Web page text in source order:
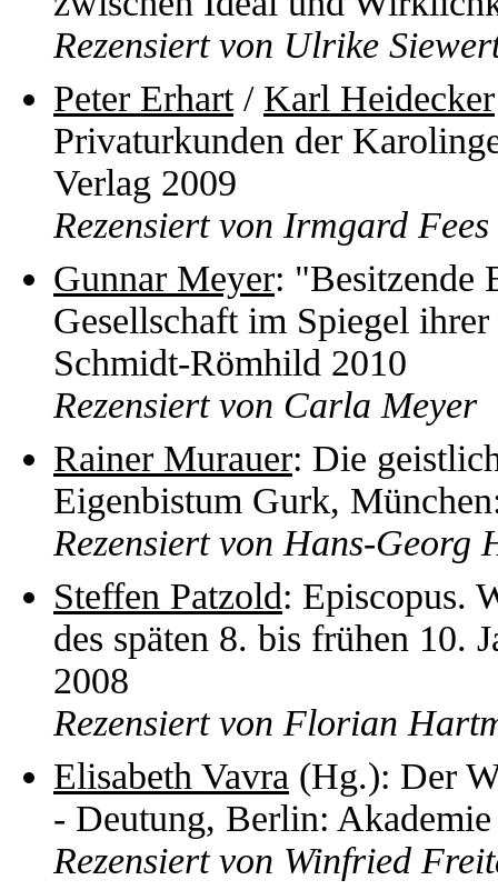
Rezensiert von Ulrike
Peter Erhart/ Karl Heidecker
Privaturkunden der
Verlag 2009
Rezensiert von Irmgard Fees
Gunnar Meyer: "Besitzende
Gesellschaft im Spiegel
Schmidt-Römhild 2010
Rezensiert von Carla Meyer
Rainer Murauer: Die
Eigenbistum Gurk,
Rezensiert von Hans-Georg
Steffen Patzold: Episcopus.
des späten 8. bis frühen 10.
2008
Rezensiert von Florian
Elisabeth Vavra (Hg.): Der
- Deutung, Berlin:
Rezensiert von Winfried